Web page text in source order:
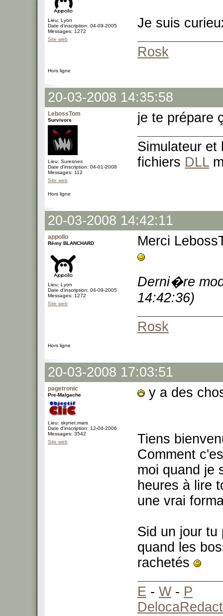
Lieu: Lyon
Date d'inscription: 04-09-2005
Messages: 1272
Site web
Je suis
Rosk
Hors ligne
20-03-2008 14:35:58
LebossTom
Survivors
Lieu: Suresnes
Date d'inscription: 04-01-2008
Messages: 112
Site web
je te prépare
Simulateur
fichiers DLL
Hors ligne
20-03-2008 14:42:11
appollo
Rémy BLANCHARD
Lieu: Lyon
Date d'inscription: 04-09-2005
Messages: 1272
Site web
Merci
Derni�re
14:42:36)
Rosk
Hors ligne
20-03-2008 17:03:51
pagetronic
Pre-Malgache
Lieu: skynet.mars
Date d'inscription: 12-04-2006
Messages: 3542
Site web
y a des
Tiens
Comment
moi quand je
heures à lire
une vrai
Sid un jour tu
quand les
rachetés
E - W- P